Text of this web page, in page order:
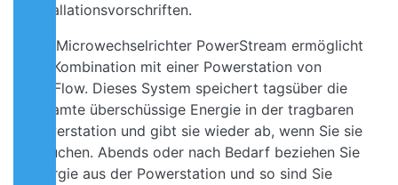
Installationsvorschriften.
Der Microwechselrichter PowerStream ermöglicht
die Kombination mit einer Powerstation von
EcoFlow. Dieses System speichert tagsüber die
gesamte überschüssige Energie in der tragbaren
Powerstation und gibt sie wieder ab, wenn Sie sie
brauchen. Abends oder nach Bedarf beziehen Sie
Energie aus der Powerstation und so sind Sie